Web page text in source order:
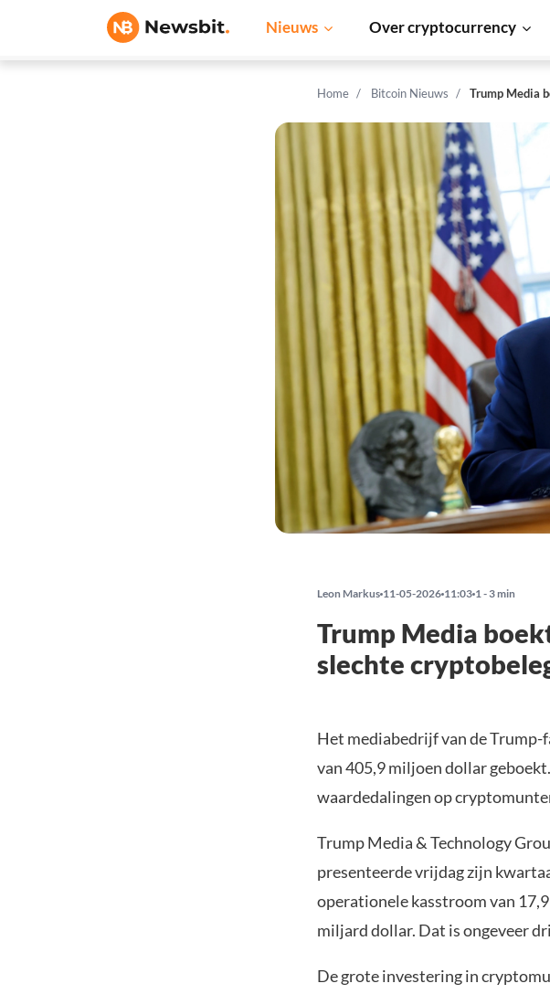
Nieuws Over cryptocurrency
Home Bitcoin Nieuws Trump Media
Leon Markus 11-05-2026 11:03 1 - 3 min
Trump Media
slechte
Het mediabedrijf van de
van 405,9 miljoen dollar
waardedalingen op
Trump Media & Technology
presenteerde vrijdag zijn
operationele kasstroom van
miljard dollar. Dat is ongeveer
De grote investering in